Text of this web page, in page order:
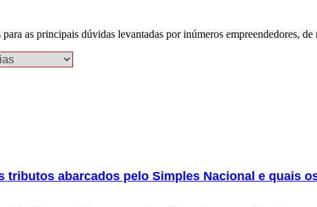
para as principais dúvidas levantadas por inúmeros empreendedores,
tributos abarcados pelo Simples Nacional e quais